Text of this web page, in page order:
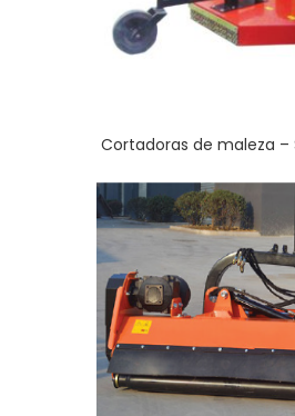
Cortadoras de maleza –